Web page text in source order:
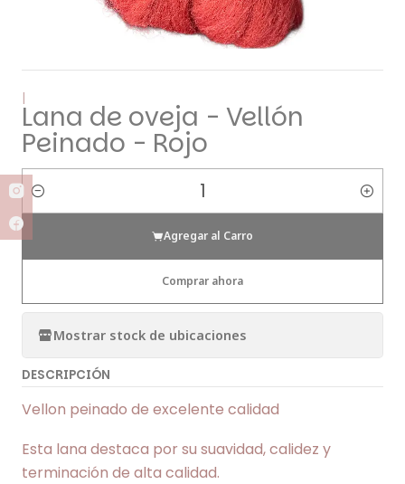
|
Lana de oveja - Vellón
Peinado - Rojo
Cantidad
Agregar al Carro
Comprar ahora
Mostrar stock de ubicaciones
DESCRIPCIÓN
Vellon peinado de excelente calidad
Esta lana destaca por su suavidad, calidez y
terminación de alta calidad.